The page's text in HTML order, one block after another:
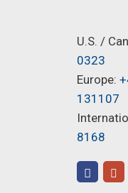
U.S. /
0323
Europe:
131107
8168